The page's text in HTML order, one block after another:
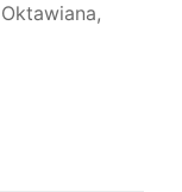
Oktawiana,